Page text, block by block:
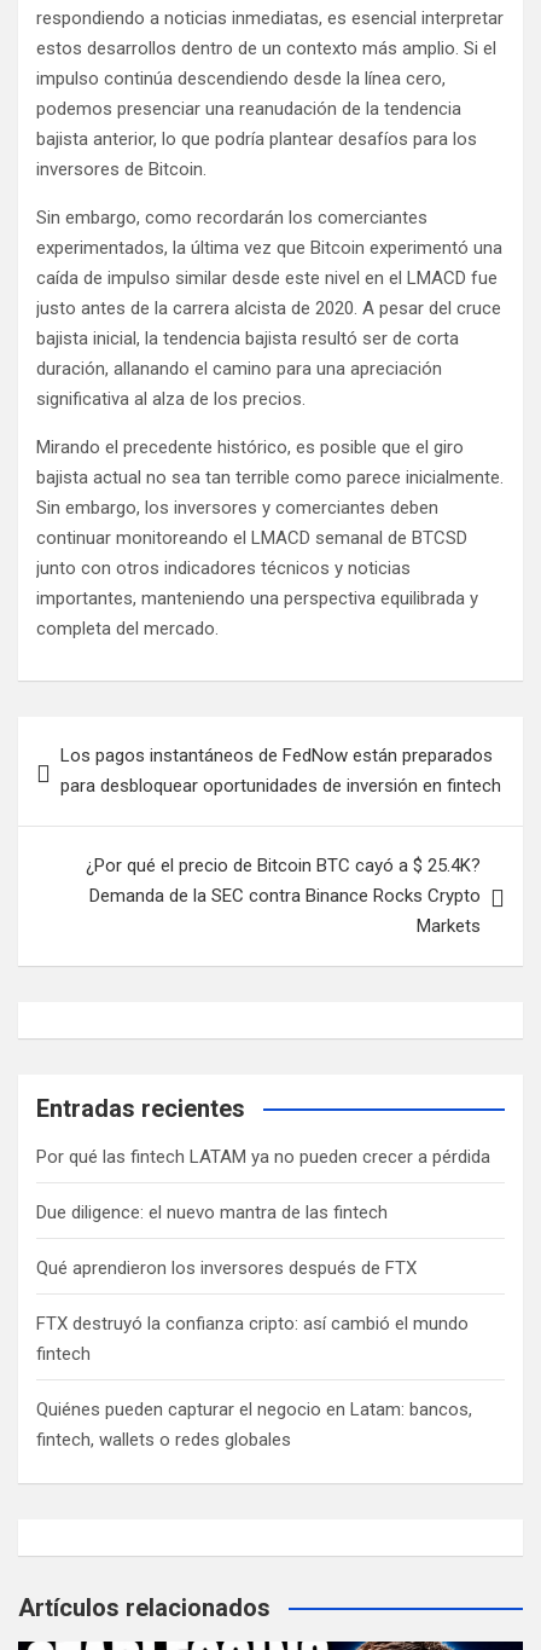
respondiendo a noticias inmediatas, es esencial interpretar
estos desarrollos dentro de un contexto más amplio. Si el
impulso continúa descendiendo desde la línea cero,
podemos presenciar una reanudación de la tendencia
bajista anterior, lo que podría plantear desafíos para los
inversores de Bitcoin.
Sin embargo, como recordarán los comerciantes
experimentados, la última vez que Bitcoin experimentó una
caída de impulso similar desde este nivel en el LMACD fue
justo antes de la carrera alcista de 2020. A pesar del cruce
bajista inicial, la tendencia bajista resultó ser de corta
duración, allanando el camino para una apreciación
significativa al alza de los precios.
Mirando el precedente histórico, es posible que el giro
bajista actual no sea tan terrible como parece inicialmente.
Sin embargo, los inversores y comerciantes deben
continuar monitoreando el LMACD semanal de BTCSD
junto con otros indicadores técnicos y noticias
importantes, manteniendo una perspectiva equilibrada y
completa del mercado.
de Los pagos instantáneos de FedNow están preparados
para desbloquear oportunidades de inversión en fintech
¿Por qué el precio de Bitcoin BTC cayó a $ 25.4K?
Demanda de la SEC contra Binance Rocks Crypto
Markets
Entradas recientes
Por qué las fintech LATAM ya no pueden crecer a pérdida
Due diligence: el nuevo mantra de las fintech
Qué aprendieron los inversores después de FTX
FTX destruyó la confianza cripto: así cambió el mundo
fintech
Quiénes pueden capturar el negocio en Latam: bancos,
fintech, wallets o redes globales
Artículos relacionados